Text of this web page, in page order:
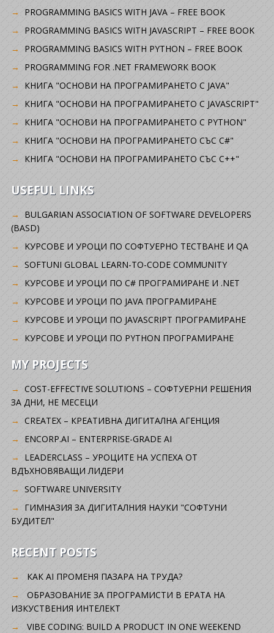
PROGRAMMING BASICS WITH JAVA – FREE BOOK
PROGRAMMING BASICS WITH JAVASCRIPT – FREE BOOK
PROGRAMMING BASICS WITH PYTHON – FREE BOOK
PROGRAMMING FOR .NET FRAMEWORK BOOK
КНИГА "ОСНОВИ НА ПРОГРАМИРАНЕТО С JAVA"
КНИГА "ОСНОВИ НА ПРОГРАМИРАНЕТО С JAVASCRIPT"
КНИГА "ОСНОВИ НА ПРОГРАМИРАНЕТО С PYTHON"
КНИГА "ОСНОВИ НА ПРОГРАМИРАНЕТО СЪС C#"
КНИГА "ОСНОВИ НА ПРОГРАМИРАНЕТО СЪС C++"
USEFUL LINKS
BULGARIAN ASSOCIATION OF SOFTWARE DEVELOPERS
(BASD)
KУРСОВЕ И УРОЦИ ПО СОФТУЕРНО ТЕСТВАНЕ И QA
SOFTUNI GLOBAL LEARN-TO-CODE COMMUNITY
КУРСОВЕ И УРОЦИ ПО C# ПРОГРАМИРАНЕ И .NET
КУРСОВЕ И УРОЦИ ПО JAVA ПРОГРАМИРАНЕ
КУРСОВЕ И УРОЦИ ПО JAVASCRIPT ПРОГРАМИРАНЕ
КУРСОВЕ И УРОЦИ ПО PYTHON ПРОГРАМИРАНЕ
MY PROJECTS
COST-EFFECTIVE SOLUTIONS – СОФТУЕРНИ РЕШЕНИЯ
ЗА ДНИ, НЕ МЕСЕЦИ
CREATEX – КРЕАТИВНА ДИГИТАЛНА АГЕНЦИЯ
ENCORP.AI – ENTERPRISE-GRADE AI
LEADERCLASS – УРОЦИТЕ НА УСПЕХА ОТ
ВДЪХНОВЯВАЩИ ЛИДЕРИ
SOFTWARE UNIVERSITY
ГИМНАЗИЯ ЗА ДИГИТАЛНИЯ НАУКИ "СОФТУНИ
БУДИТЕЛ"
RECENT POSTS
КАК AI ПРОМЕНЯ ПАЗАРА НА ТРУДА?
ОБРАЗОВАНИЕ ЗА ПРОГРАМИСТИ В ЕРАТА НА
ИЗКУСТВЕНИЯ ИНТЕЛЕКТ
VIBE CODING: BUILD A PRODUCT IN ONE WEEKEND